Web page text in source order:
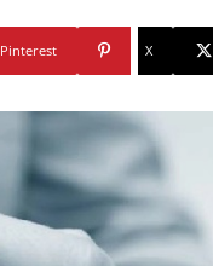
X
Pinterest